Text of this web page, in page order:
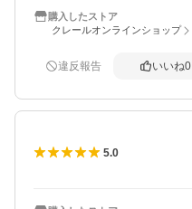
購入したストア
クレールオンラインショップ
違反報告 いいね0
5.0